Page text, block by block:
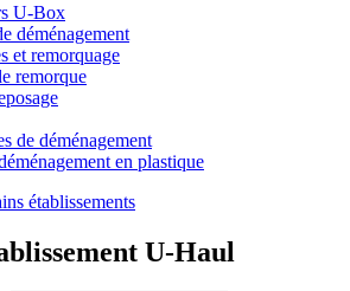
U-Box
déménagement
et remorquage
remorque
de déménagement
en plastique
établissements
U-Haul